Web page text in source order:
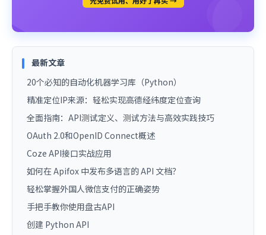
最新文章
20个必知的自动化机器学习库（Python）
精准定位IP来源：轻松实现高德经纬度定位查询
全面指南：API测试定义、测试方法与高效实践技巧
OAuth 2.0和OpenID Connect概述
Coze API接口实战应用
如何在 Apifox 中发布多语言的 API 文档？
轻松掌握外国人微信支付的正确姿势
手把手教你使用盘古API
创建 Python API